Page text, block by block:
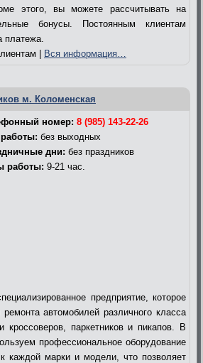
этого, вы можете рассчитывать на
бонусы. Постоянным клиентам
платежа.
| Вся информация…
м. Коломенская
номер: 8 (985) 143-22-26
без выходных
дни: без праздников
работы: 9-21 час.
предприятие, которое
ремонта автомобилей различного класса
паркетников и пикапов. В
профессиональное оборудование
каждой марки и модели, что позволяет